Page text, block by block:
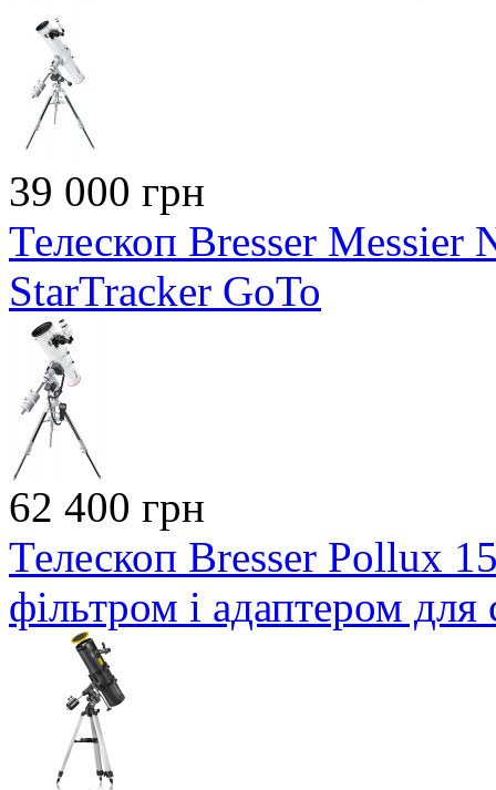
39 000 грн
Телескоп Bresser Messier
StarTracker GoTo
62 400 грн
Телескоп Bresser Pollux
фільтром і адаптером